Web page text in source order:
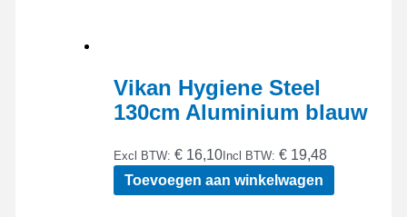
Vikan Hygiene Steel
130cm Aluminium blauw
Excl BTW: € 16,10Incl BTW: € 19,48
Toevoegen aan winkelwagen